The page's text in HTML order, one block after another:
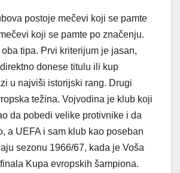
postoje mečevi koji se pamte
koji se pamte po značenju.
tipa. Prvi kriterijum je jasan,
donese titulu ili kup
u najviši istorijski rang. Drugi
težina. Vojvodina je klub koji
da pobedi velike protivnike i da
a UEFA i sam klub kao poseban
sezonu 1966/67, kada je Voša
Kupa evropskih šampiona.